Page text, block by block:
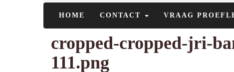
HOME CONTACT VRAAG
cropped-cropped-jri-
111.png